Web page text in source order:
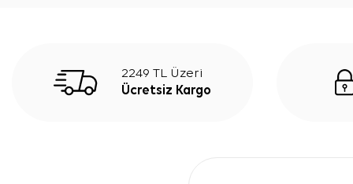
2249 TL Üzeri
Ücretsiz Kargo